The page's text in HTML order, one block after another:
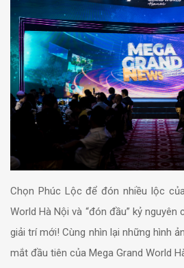
Chọn Phúc Lộc để đón nhiều lộc
World Hà Nội và “đón đầu” kỷ
giải trí mới! Cùng nhìn lại những hình
mắt đầu tiên của Mega Grand World